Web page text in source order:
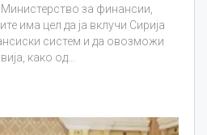
за финансии,
има цел да ја вклучи Сирија
систем и да овозможи
како од…